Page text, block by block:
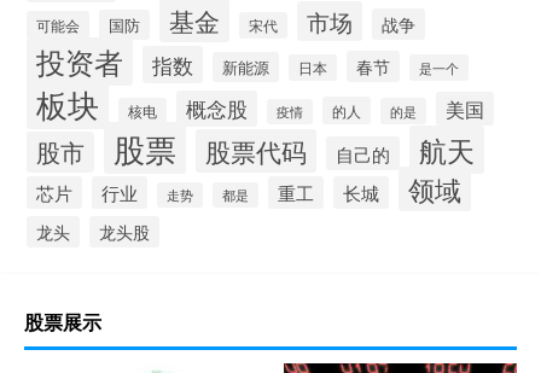
可能会 国防 基金 宋代 市场 战争
投资者 指数 新能源 日本 春节 是一个
板块 核电 概念股 疫情 的人 的是 美国
股市 股票 股票代码 自己的 航天
芯片 行业 走势 都是 重工 长城 领域
龙头 龙头股
股票展示